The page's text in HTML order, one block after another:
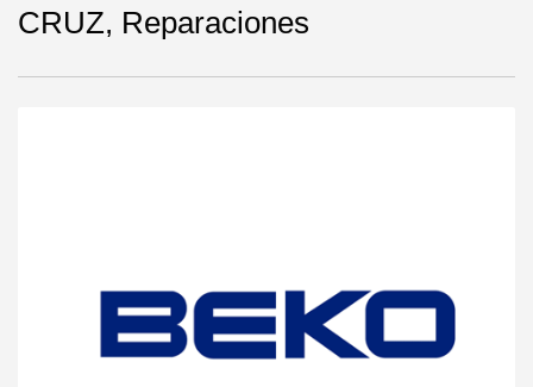
CRUZ, Reparaciones